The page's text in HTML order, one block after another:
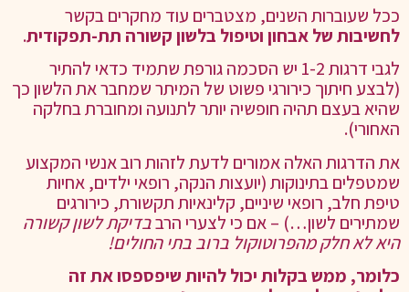
ככל שעוברות השנים, מצטברים עוד מחקרים בקשר
לחשיבות של אבחון וטיפול בלשון קשורה תת-תפקודית.
לגבי דרגות 1-2 יש הסכמה גורפת שתמיד כדאי להתיר
(לבצע חיתוך כירורגי פשוט של המיתר שמחבר את הלשון כך
שהיא בעצם תהיה חופשיה יותר לתנועה ומחוברת בחלקה
האחורי).
את הדרגות האלה אמורים לדעת לזהות רוב אנשי המקצוע
שמטפלים בתינוקות (יועצות הנקה, רופאי ילדים, אחיות
טיפת חלב, רופאי שיניים, קלינאיות תקשורת, כירורגים
שמתירים לשון…) – אם כי לצערי הרבבדיקת לשון קשורה
היא לא חלק מהפרוטוקול ברוב בתי החולים!
כלומר, ממש בקלות יכול להיות שיפספסו את זה